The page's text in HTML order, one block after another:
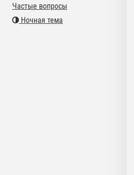
Частые вопросы
Ночная тема